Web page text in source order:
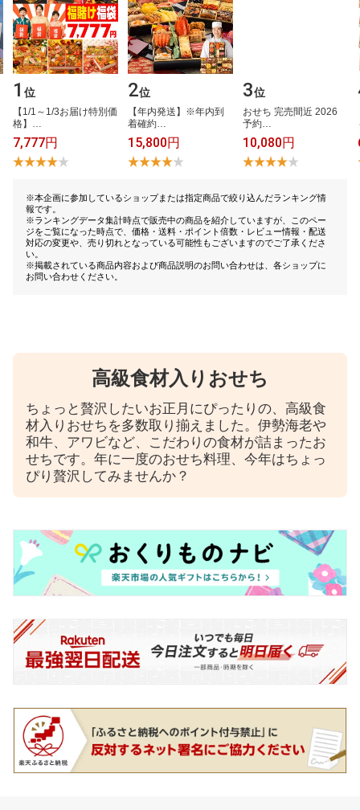
1 位
【​1​/​1​～​1​/​3​お​届​け​特​別​価​
格​】​…
7,777円
2位
【​年​内​発​送​】​※​年​内​到​
着​確​約​…
15,800円
3位
お​せ​ち​ ​完​売​間​近​ ​2​0​2​6​ ​
予​約​…
10,080円
※本企画に参加しているショップまたは指定商品で絞り込んだランキング情
報です。
※ランキングデータ集計時点で販売中の商品を紹介していますが、このペー
ジをご覧になった時点で、価格・送料・ポイント倍数・レビュー情報・配送
対応の変更や、売り切れとなっている可能性もございますのでご了承くださ
い。
※掲載されている商品内容および商品説明のお問い合わせは、各ショップに
お問い合わせください。
高級食材入りおせち
ちょっと贅沢したいお正月にぴったりの、高級食
材入りおせちを多数取り揃えました。伊勢海老や
和牛、アワビなど、こだわりの食材が詰まったお
せちです。年に一度のおせち料理、今年はちょっ
ぴり贅沢してみませんか？